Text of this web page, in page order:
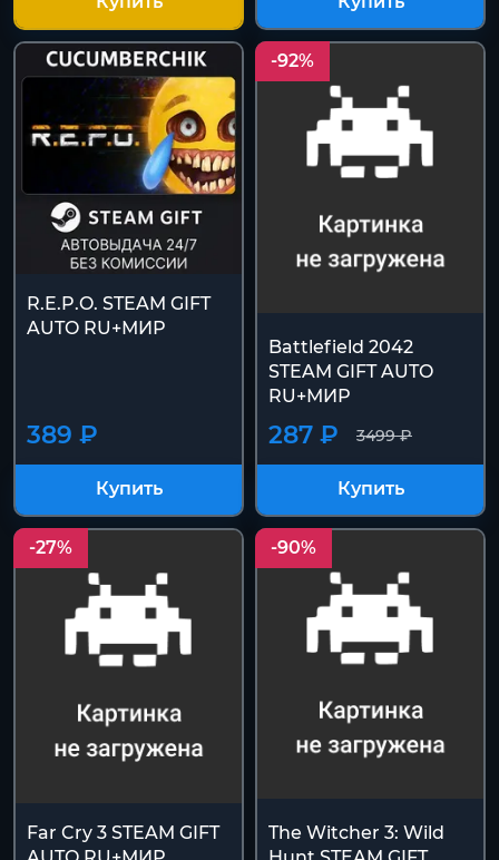
Купить Купить
R.E.P.O. STEAM GIFT
389 ₽
Купить
-92%
Battlefield 2042
STEAM GIFT AUTO
3499 ₽
287 ₽
Купить
-27% -90%